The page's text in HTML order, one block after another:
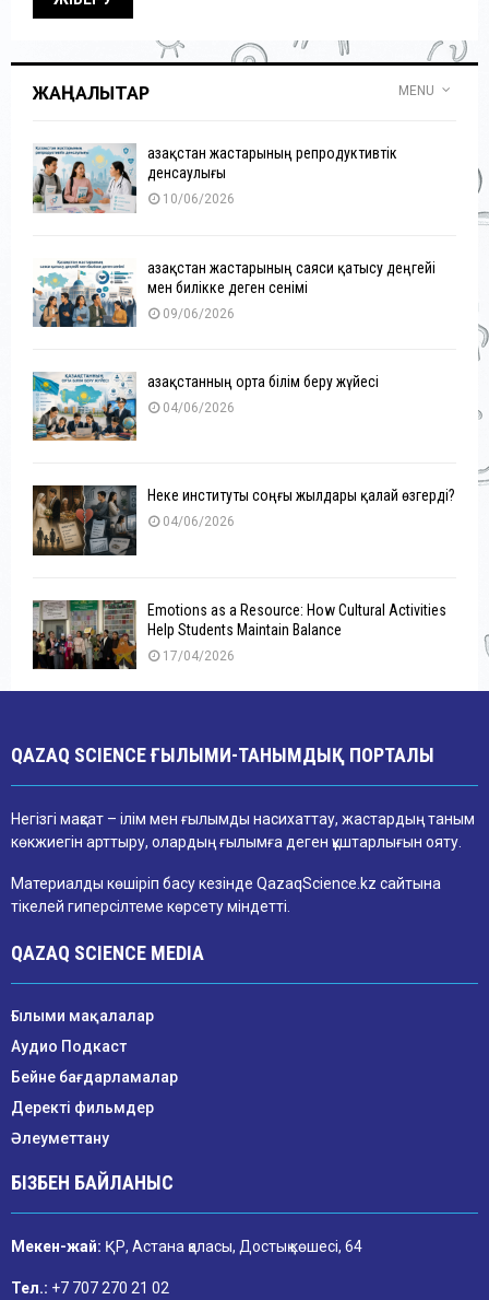
ЖАҢАЛЫҚТАР MENU
Қазақстан жастарының репродуктивтік
денсаулығы
10/06/2026
Қазақстан жастарының саяси қатысу деңгейі
мен билікке деген сенімі
09/06/2026
Қазақстанның орта білім беру жүйесі
04/06/2026
Неке институты соңғы жылдары қалай өзгерді?
04/06/2026
Emotions as a Resource: How Cultural Activities
Help Students Maintain Balance
17/04/2026
QAZAQ SCIENCE ҒЫЛЫМИ-ТАНЫМДЫҚ ПОРТАЛЫ
Негізгі мақсат – ілім мен ғылымды насихаттау, жастардың таным
көкжиегін арттыру, олардың ғылымға деген құштарлығын ояту.
Материалды көшіріп басу кезінде QazaqScience.kz сайтына
тікелей гиперсілтеме көрсету міндетті.
QAZAQ SCIENCE MEDIA
Ғылыми мақалалар
Аудио Подкаст
Бейне бағдарламалар
Деректі фильмдер
Әлеуметтану
БІЗБЕН БАЙЛАНЫС
Мекен-жай: ҚР, Астана қаласы, Достық көшесі, 64
Тел.: +7 707 270 21 02